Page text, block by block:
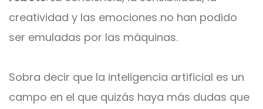
creatividad y las emociones no han podido
ser emuladas por las máquinas.
Sobra decir que la inteligencia artificial es un
campo en el que quizás haya más dudas que